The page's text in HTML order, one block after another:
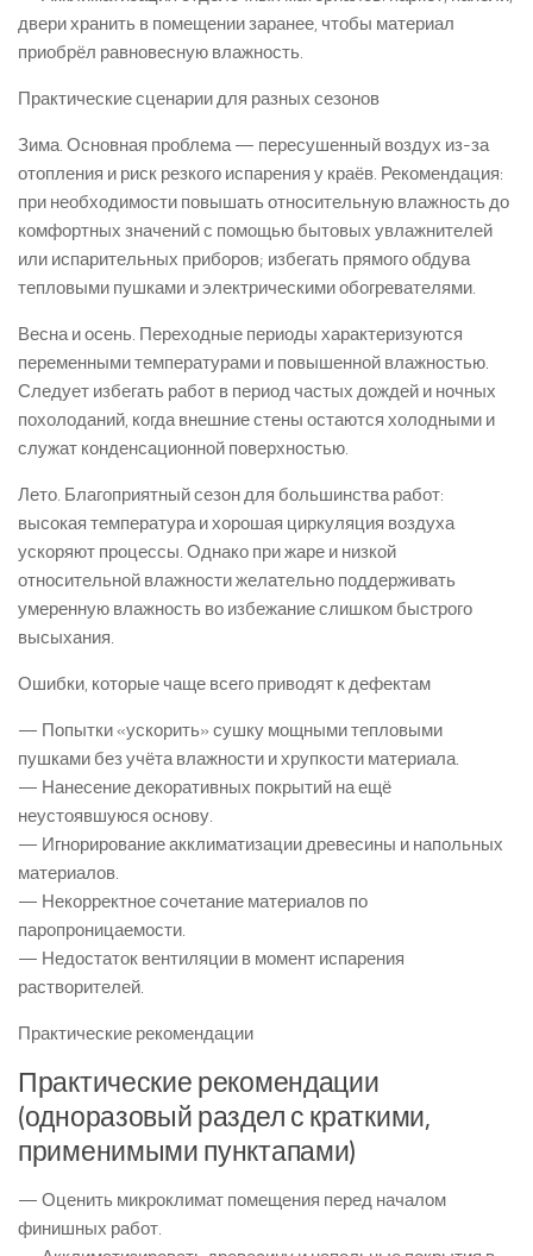
двери хранить в помещении заранее, чтобы материал
приобрёл равновесную влажность.
Практические сценарии для разных сезонов
Зима. Основная проблема — пересушенный воздух из-за
отопления и риск резкого испарения у краёв. Рекомендация:
при необходимости повышать относительную влажность до
комфортных значений с помощью бытовых увлажнителей
или испарительных приборов; избегать прямого обдува
тепловыми пушками и электрическими обогревателями.
Весна и осень. Переходные периоды характеризуются
переменными температурами и повышенной влажностью.
Следует избегать работ в период частых дождей и ночных
похолоданий, когда внешние стены остаются холодными и
служат конденсационной поверхностью.
Лето. Благоприятный сезон для большинства работ:
высокая температура и хорошая циркуляция воздуха
ускоряют процессы. Однако при жаре и низкой
относительной влажности желательно поддерживать
умеренную влажность во избежание слишком быстрого
высыхания.
Ошибки, которые чаще всего приводят к дефектам
— Попытки «ускорить» сушку мощными тепловыми
пушками без учёта влажности и хрупкости материала.
— Нанесение декоративных покрытий на ещё
неустоявшуюся основу.
— Игнорирование акклиматизации древесины и напольных
материалов.
— Некорректное сочетание материалов по
паропроницаемости.
— Недостаток вентиляции в момент испарения
растворителей.
Практические рекомендации
Практические рекомендации
(одноразовый раздел с краткими,
применимыми пунктапами)
— Оценить микроклимат помещения перед началом
финишных работ.